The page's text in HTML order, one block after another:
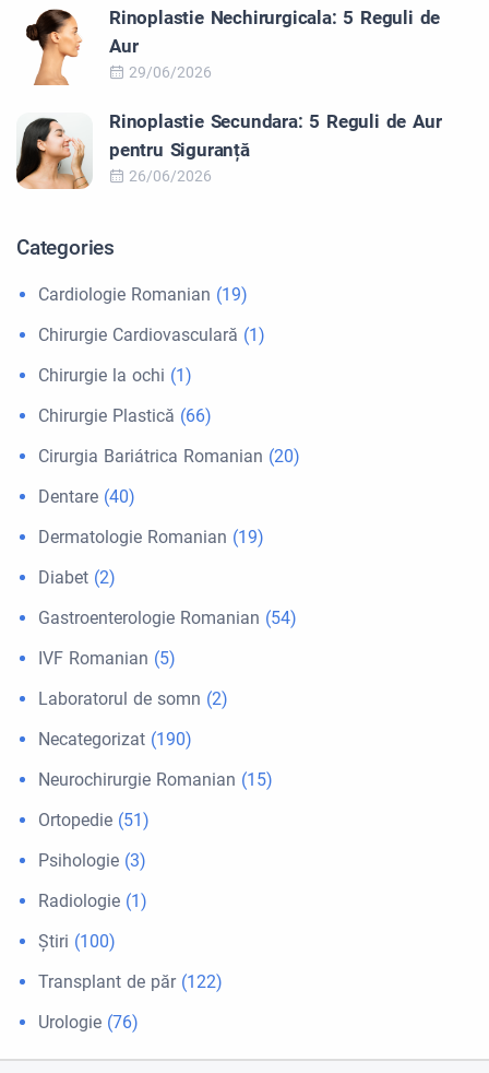
Rinoplastie Nechirurgicala: 5 Reguli de
Aur
29/06/2026
Rinoplastie Secundara: 5 Reguli de Aur
pentru Siguranță
26/06/2026
Categories
Cardiologie Romanian (19)
Chirurgie Cardiovasculară (1)
Chirurgie la ochi (1)
Chirurgie Plastică (66)
Cirurgia Bariátrica Romanian (20)
Dentare (40)
Dermatologie Romanian (19)
Diabet (2)
Gastroenterologie Romanian (54)
IVF Romanian (5)
Laboratorul de somn (2)
Necategorizat (190)
Neurochirurgie Romanian (15)
Ortopedie (51)
Psihologie (3)
Radiologie (1)
Ştiri (100)
Transplant de păr(122)
Urologie (76)